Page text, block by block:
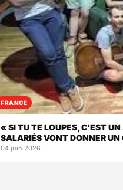
FRANCE
« SI TU TE LOUPES, C’EST
SALARIÉS VONT DONNER
04 juin 2026